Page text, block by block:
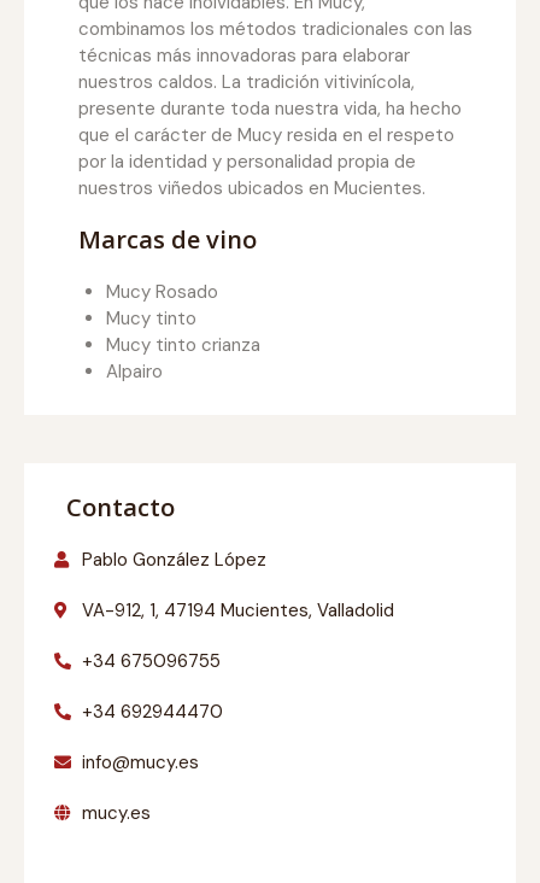
combinamos los métodos tradicionales con las
técnicas más innovadoras para elaborar
nuestros caldos. La tradición vitivinícola,
presente durante toda nuestra vida, ha hecho
que el carácter de Mucy resida en el respeto
por la identidad y personalidad propia de
nuestros viñedos ubicados en Mucientes.
Marcas de vino
Mucy Rosado
Mucy tinto
Mucy tinto crianza
Alpairo
Contacto
Pablo González López
VA-912, 1, 47194 Mucientes, Valladolid
+34 675096755
+34 692944470
info@mucy.es
mucy.es